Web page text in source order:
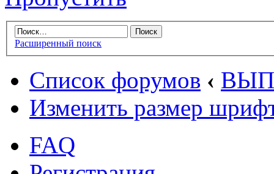
Расширенный поиск
Список форумов ‹
Изменить размер
FAQ